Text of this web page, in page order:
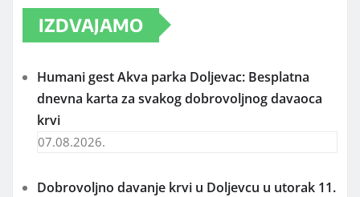
IZDVAJAMO
Humani gest Akva parka Doljevac: Besplatna
dnevna karta za svakog dobrovoljnog davaoca
krvi
07.08.2026.
Dobrovoljno davanje krvi u Doljevcu u utorak 11.